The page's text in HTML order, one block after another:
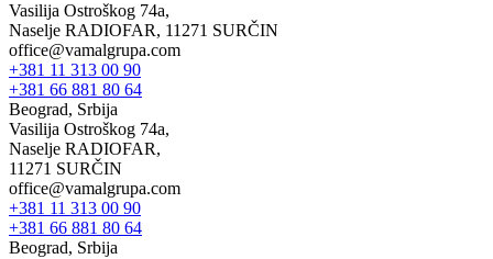
Vasilija Ostroškog 74a,
Naselje RADIOFAR, 11271 SURČIN
office@vamalgrupa.com
+381 11 313 00 90
+381 66 881 80 64
Beograd, Srbija
Vasilija Ostroškog 74a,
Naselje RADIOFAR,
11271 SURČIN
office@vamalgrupa.com
+381 11 313 00 90
+381 66 881 80 64
Beograd, Srbija